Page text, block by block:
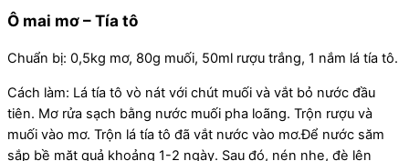
Ô mai mơ – Tía tô
Chuẩn bị: 0,5kg mơ, 80g muối, 50ml rượu trắng, 1 nắm lá tía tô.
Cách làm: Lá tía tô vò nát với chút muối và vắt bỏ nước đầu
tiên. Mơ rửa sạch bằng nước muối pha loãng. Trộn rượu và
muối vào mơ. Trộn lá tía tô đã vắt nước vào mơ.Để nước săm
sắp bề mặt quả khoảng 1-2 ngày. Sau đó, nén nhẹ, đè lên